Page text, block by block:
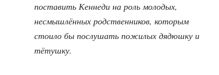
поставить Кеннеди на роль молодых,
несмышлённых родственников, которым
стоило бы послушать пожилых дядюшку и
тётушку.